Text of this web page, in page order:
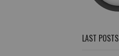
LAST POSTS